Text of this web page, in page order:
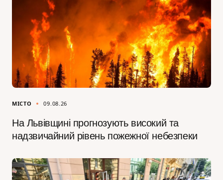
МІСТО 09.08.26
На Львівщині прогнозують високий та
надзвичайний рівень пожежної небезпеки